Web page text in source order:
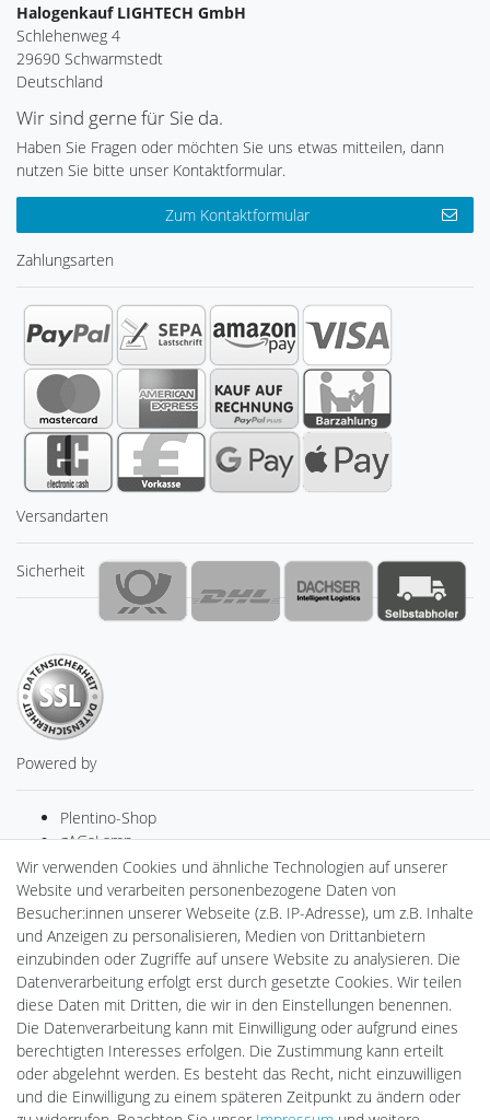
Halogenkauf LIGHTECH GmbH
Schlehenweg 4
29690 Schwarmstedt
Deutschland
Wir sind gerne für Sie da.
Haben Sie Fragen oder möchten Sie uns etwas mitteilen, dann
nutzen Sie bitte unser Kontaktformular.
Zum Kontaktformular
Zahlungsarten
Versandarten
Sicherheit
Powered by
Plentino-Shop
gAGaLamp
Drohnenstore24
Cardanlight-Shop
Batteriespeicher
PlentiSolar
Gebrauchtlicht
Ledkauf
DEYESOLAR
Lightech Connect
CardanLight Europe
FORTIMO LEDs
LED-RETROSHOP
Wir verwenden Cookies und ähnliche Technologien auf unserer
Website und verarbeiten personenbezogene Daten von
Besucher:innen unserer Webseite (z.B. IP-Adresse), um z.B. Inhalte
und Anzeigen zu personalisieren, Medien von Drittanbietern
einzubinden oder Zugriffe auf unsere Website zu analysieren. Die
Datenverarbeitung erfolgt erst durch gesetzte Cookies. Wir teilen
diese Daten mit Dritten, die wir in den Einstellungen benennen.
Die Datenverarbeitung kann mit Einwilligung oder aufgrund eines
berechtigten Interesses erfolgen. Die Zustimmung kann erteilt
oder abgelehnt werden. Es besteht das Recht, nicht einzuwilligen
und die Einwilligung zu einem späteren Zeitpunkt zu ändern oder